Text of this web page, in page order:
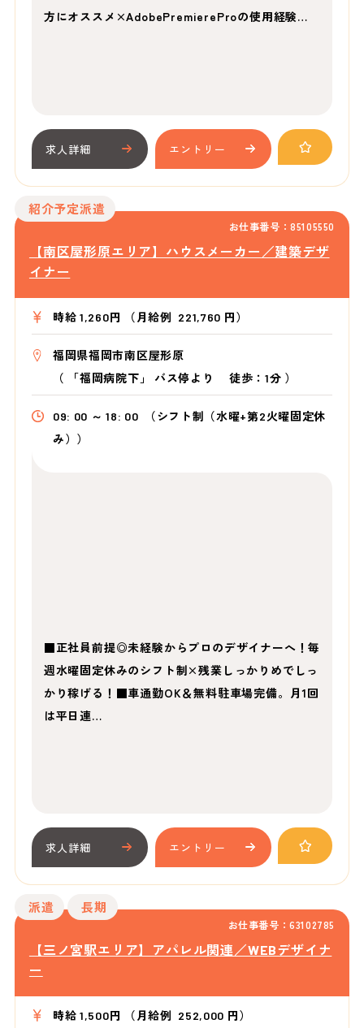
方にオススメ×AdobePremiereProの使用経験…
求人詳細 エントリー
お仕事番号：85105550
紹介予定派遣
【南区屋形原エリア】ハウスメーカー／建築デザ
イナー
時給 1,260円 （月給例 221,760 円）
福岡県福岡市南区屋形原
（
「福岡病院下」 バス停より 徒歩：1分 ）
09: 00 ～ 18: 00
（シフト制（水曜+第2火曜固定休
み））
■正社員前提◎未経験からプロのデザイナーへ！毎
週水曜固定休みのシフト制×残業しっかりめでしっ
かり稼げる！■車通勤OK＆無料駐車場完備。月1回
は平日連…
求人詳細 エントリー
お仕事番号：63102785
派遣 長期
【三ノ宮駅エリア】アパレル関連／WEBデザイナ
ー
時給 1,500円 （月給例 252,000 円）